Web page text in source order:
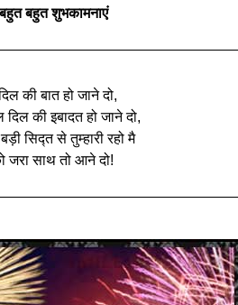
बहुत शुभकामनाएं
की बात हो जाने दो,
की इबादत हो जाने दो,
सिद्त से तुम्हारी रहो मै
जरा साथ तो आने दो!